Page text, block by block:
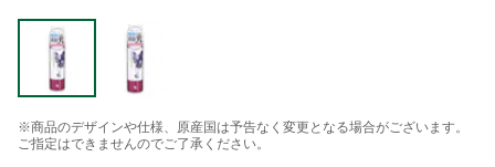
※商品のデザインや仕様、原産国は予告なく変更となる場合がございます。
ご指定はできませんのでご了承ください。